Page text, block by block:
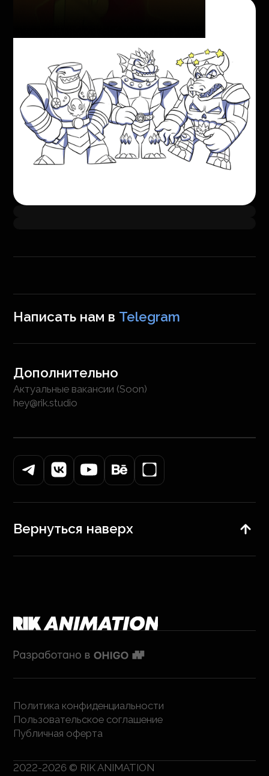
Написать нам в Telegram
Дополнительно
Актуальные вакансии (Soon)
hey@rik.studio
Вернуться наверх
Политика конфиденциальности
Пользовательское соглашение
Публичная оферта
2022-2026 © RIK ANIMATION